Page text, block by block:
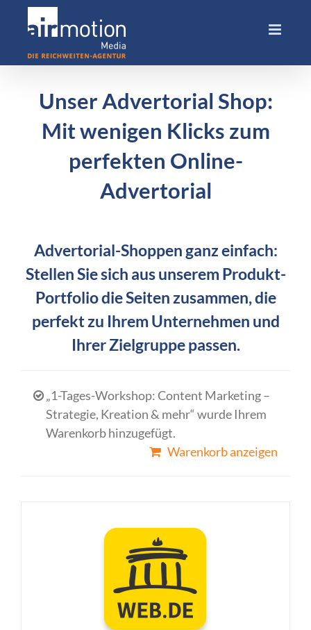
Unser Advertorial Shop:
Mit wenigen Klicks zum
perfekten Online-
Advertorial
Advertorial-Shoppen ganz einfach:
Stellen Sie sich aus unserem Produkt-
Portfolio die Seiten zusammen, die
perfekt zu Ihrem Unternehmen und
Ihrer Zielgruppe passen.
„1-Tages-Workshop: Content Marketing –
Strategie, Kreation & mehr“ wurde Ihrem
Warenkorb hinzugefügt.
Warenkorb anzeigen